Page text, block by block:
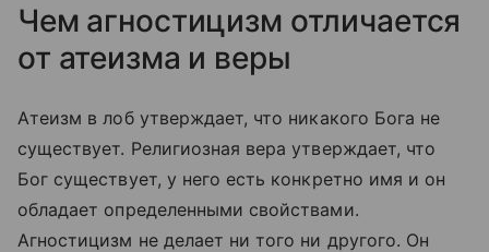
Чем агностицизм отличается
от атеизма и веры
Атеизм в лоб утверждает, что никакого Бога не
существует. Религиозная вера утверждает, что
Бог существует, у него есть конкретно имя и он
обладает определенными свойствами.
Агностицизм не делает ни того ни другого. Он